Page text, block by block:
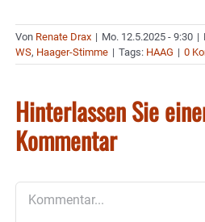
Von Renate Drax | Mo. 12.5.2025 - 9:30 |
WS, Haager-Stimme | Tags: HAAG | 0
Hinterlassen Sie
Kommentar